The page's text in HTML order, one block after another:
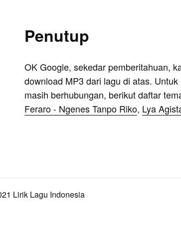
Penutup
OK Google, sekedar pemberitahuan,
download MP3 dari lagu di atas.
masih berhubungan, berikut daftar
Feraro - Ngenes Tanpo Riko, Lya
Lirik Lagu Indonesia